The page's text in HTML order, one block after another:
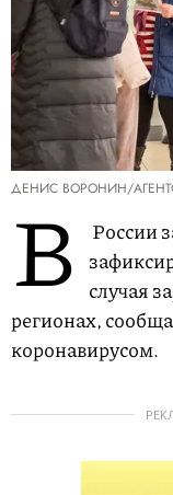
ДЕНИС ВОРОНИН/
В
России
случая
регионах,
коронавирусом.